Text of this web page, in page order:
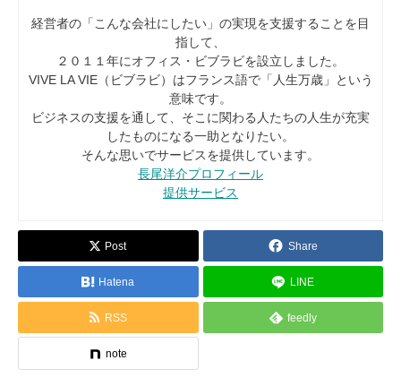
経営者の「こんな会社にしたい」の実現を支援することを目
指して、
２０１１年にオフィス・ビブラビを設立しました。
VIVE LA VIE（ビブラビ）はフランス語で「人生万歳」という
意味です。
ビジネスの支援を通して、そこに関わる人たちの人生が充実
したものになる一助となりたい。
そんな思いでサービスを提供しています。
長尾洋介プロフィール
提供サービス
Post Share
Hatena LINE
RSS feedly
note